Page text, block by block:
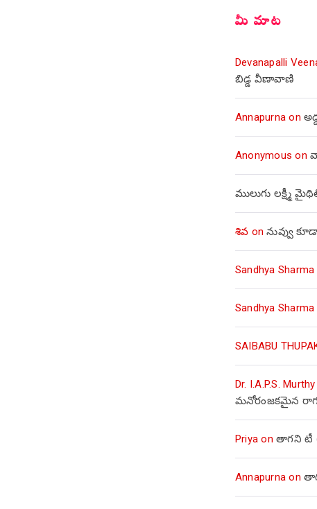
మీ మాట
Devanapalli
బిడ్డ వీణావాణి
Annapurna on
Anonymous on
ములుగు లక్ష్మీ
శివ onనువ్వు
Sandhya Sharma
Sandhya Sharma
SAIBABU
Dr. I.A.P.S. Murthy
మనోరంజకమైన
Priya onతాగని టీ
Annapurna on